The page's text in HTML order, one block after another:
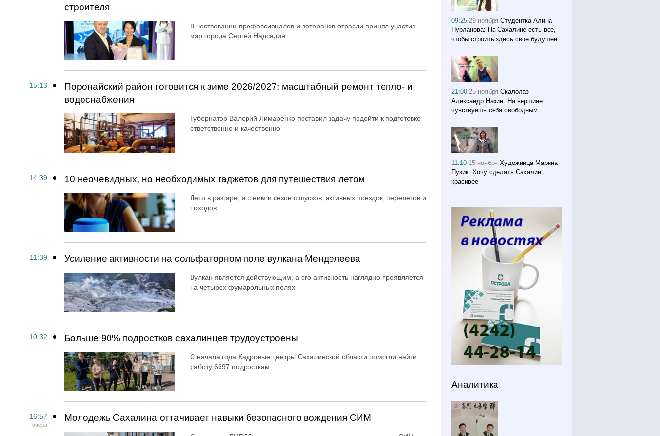
строителя
В чествовании профессионалов и ветеранов отрасли принял участие
мэр города Сергей Надсадин
15:13
Поронайский район готовится к зиме 2026/2027: масштабный ремонт тепло- и
водоснабжения
Губернатор Валерий Лимаренко поставил задачу подойти к подготовке
ответственно и качественно
14:39 10 неочевидных, но необходимых гаджетов для путешествия летом
Лето в разгаре, а с ним и сезон отпусков, активных поездок, перелетов и
походов
11:39 Усиление активности на сольфаторном поле вулкана Менделеева
Вулкан является действующим, а его активность наглядно проявляется
на четырех фумарольных полях
10:32 Больше 90% подростков сахалинцев трудоустроены
С начала года Кадровые центры Сахалинской области помогли найти
работу 6697 подросткам
16:57
вчера
Молодежь Сахалина оттачивает навыки безопасного вождения СИМ
09:2529 ноября Студентка Алина
Нурланова: На Сахалине есть все,
чтобы строить здесь свое будущее
21:0025 ноября Скалолаз
Александр Назин: На вершине
чувствуешь себя свободным
11:10 15 ноября Художница Марина
Пузик: Хочу сделать Сахалин
красивее
Аналитика